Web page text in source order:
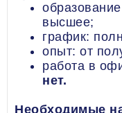
высшее;
график:
опыт: от
работа в
нет.
Необходимые